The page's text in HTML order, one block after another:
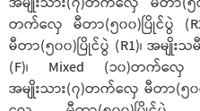
တက်လှေ မီတာ(၅၀၀)ပြိုင်ပွဲ
မီတာ(၅၀၀)ပြိုင်ပွဲ (R1)၊ အမျို
(F)၊ Mixed (၁၀)တက်လှ
အမျိုးသား(၇)တက်လှေ မီတာ(၅၀